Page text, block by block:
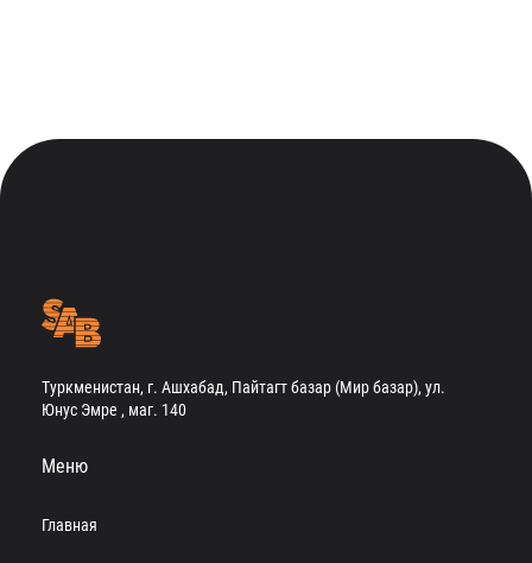
Туркменистан, г. Ашхабад, Пайтагт базар (Мир базар), ул.
Юнус Эмре , маг. 140
Меню
Главная